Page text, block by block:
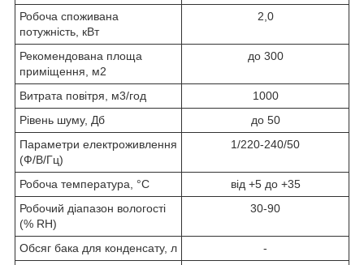
Робоча споживана
потужність, кВт
2,0
Рекомендована площа
приміщення, м2
до 300
Витрата повітря, м3/год
1000
Рівень шуму, Дб
до 50
Параметри електроживлення
(Ф/В/Гц)
1/220-240/50
Робоча температура, °C
від +5 до +35
Робочий діапазон вологості
(% RH)
30-90
Обсяг бака для конденсату, л
-